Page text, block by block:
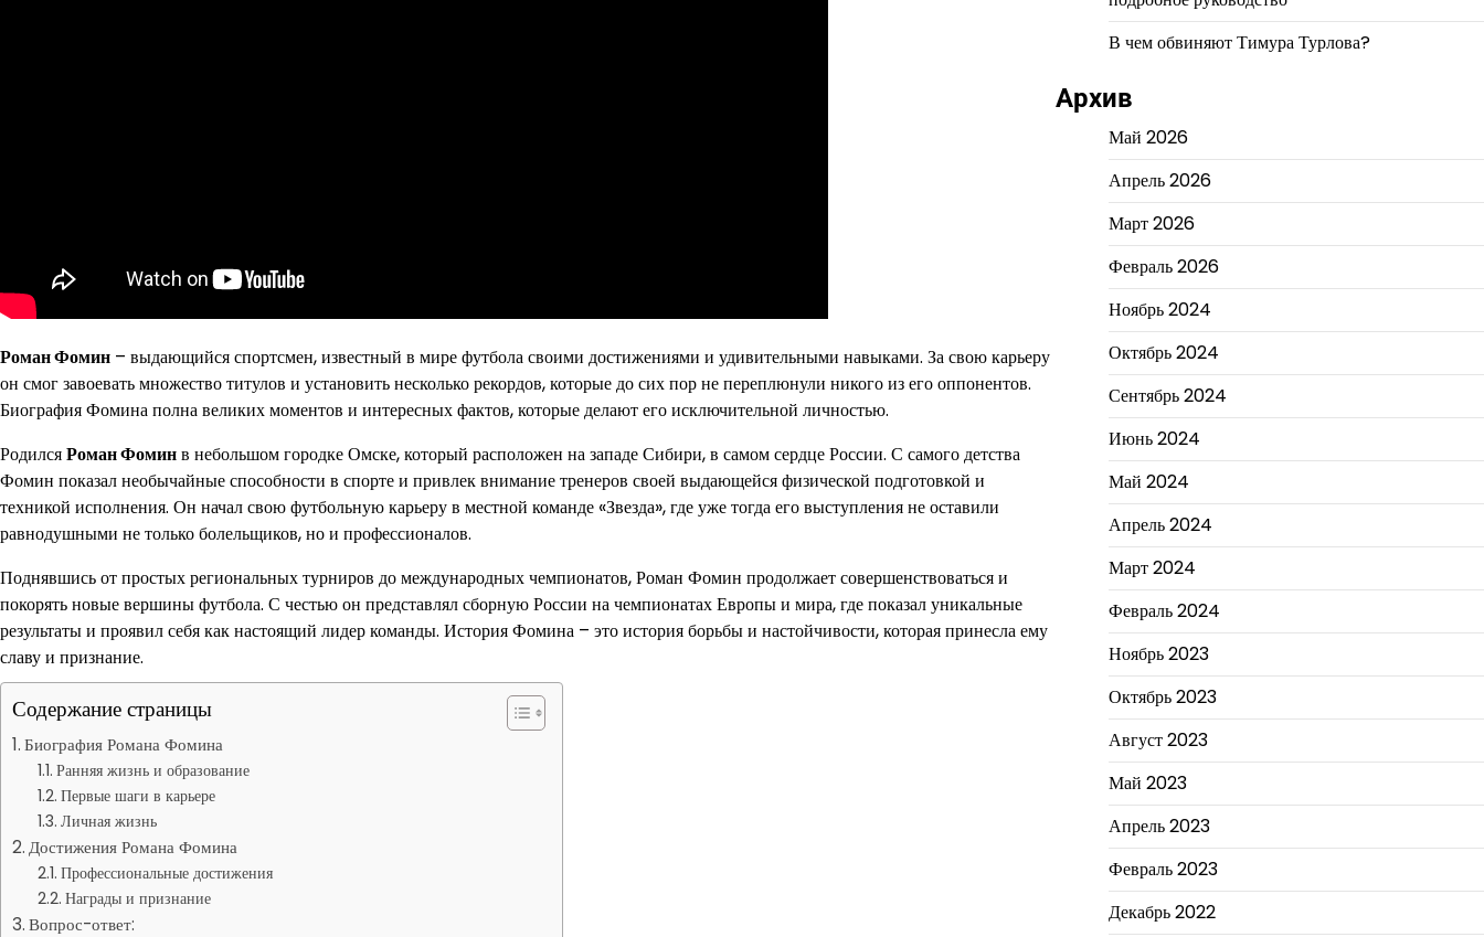
Роман Фомин – выдающийся спортсмен, известный в мире футбола своими достижениями и удивительными навыками. За свою карьеру
он смог завоевать множество титулов и установить несколько рекордов, которые до сих пор не переплюнули никого из его оппонентов.
Биография Фомина полна великих моментов и интересных фактов, которые делают его исключительной личностью.
РодилсяРоман Фоминв небольшом городке Омске, который расположен на западе Сибири, в самом сердце России. С самого детства
Фомин показал необычайные способности в спорте и привлек внимание тренеров своей выдающейся физической подготовкой и
техникой исполнения. Он начал свою футбольную карьеру в местной команде «Звезда», где уже тогда его выступления не оставили
равнодушными не только болельщиков, но и профессионалов.
Поднявшись от простых региональных турниров до международных чемпионатов, Роман Фомин продолжает совершенствоваться и
покорять новые вершины футбола. С честью он представлял сборную России на чемпионатах Европы и мира, где показал уникальные
результаты и проявил себя как настоящий лидер команды. История Фомина – это история борьбы и настойчивости, которая принесла ему
славу и признание.
Содержание страницы
Биография Романа Фомина
Ранняя жизнь и образование
Первые шаги в карьере
Личная жизнь
Достижения Романа Фомина
Профессиональные достижения
Награды и признание
Вопрос-ответ:
В чем обвиняют Тимура Турлова?
Архив
Май 2026
Апрель 2026
Март 2026
Февраль 2026
Ноябрь 2024
Октябрь 2024
Сентябрь 2024
Июнь 2024
Май 2024
Апрель 2024
Март 2024
Февраль 2024
Ноябрь 2023
Октябрь 2023
Август 2023
Май 2023
Апрель 2023
Февраль 2023
Декабрь 2022